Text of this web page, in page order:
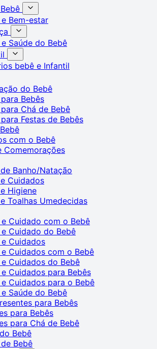
Bem-estar
Saúde do Bebê
bebê e Infantil
do Bebê
Bebês
Chá de Bebê
Festas de Bebês
com o Bebê
Comemorações
Banho/Natação
Cuidados
Higiene
Toalhas Umedecidas
Cuidado com o Bebê
Cuidado do Bebê
Cuidados
Cuidados com o Bebê
Cuidados do Bebê
Cuidados para Bebês
Cuidados para o Bebê
Saúde do Bebê
para Bebês
para Bebês
para Chá de Bebê
Bebê
Bebê